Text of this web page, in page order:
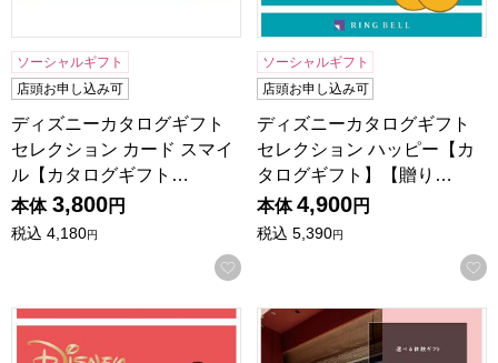
ソーシャルギフト
店頭お申し込み可
ディズニーカタログギフト
セレクション カード スマイ
ル【カタログギフト…
本体 3,800円
税込 4,180円
お気に入りに登録する
ソーシャルギフト
店頭お申し込み可
ディズニーカタログギフト
セレクション ハッピー【カ
タログギフト】【贈り…
本体 4,900円
税込 5,390円
ディズニーカタログギフトセレクション スマイル【カタロ
選べる体験ギフト 贅沢ホテ